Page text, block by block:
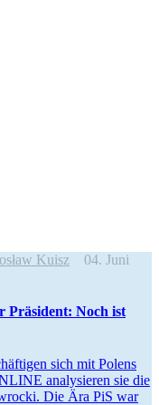
Kuisz 04. Juni
Präsident: Noch ist
sich mit Polens
analy­sieren sie die
Die Ära PiS war